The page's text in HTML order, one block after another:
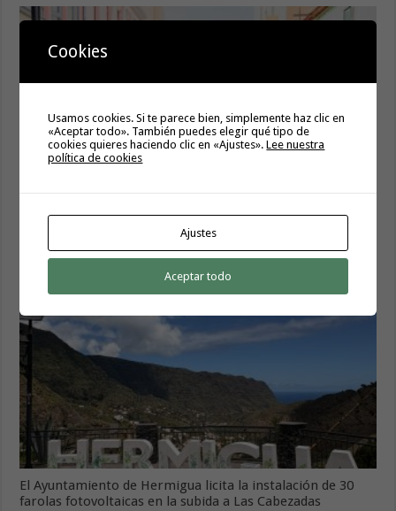
La campaña de verano del Bono Consumo inyecta más de
1,1 millones de euros en el tejido económico de La
El Ayuntamiento de Hermigua licita la instalación de 30
farolas fotovoltaicas en la subida a Las Cabezadas
Cookies
Usamos cookies. Si te parece bien, simplemente haz clic en
«Aceptar todo». También puedes elegir qué tipo de
cookies quieres haciendo clic en «Ajustes».Lee nuestra
política de cookies
Ajustes
Aceptar todo